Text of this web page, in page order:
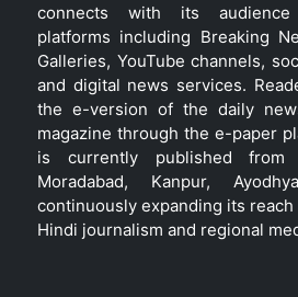
connects with its
platforms including Breaking
Galleries, YouTube channels,
and digital news services.
the e-version of the daily
magazine through the e-paper
is currently published from
Moradabad, Kanpur,
continuously expanding its
Hindi journalism and regional